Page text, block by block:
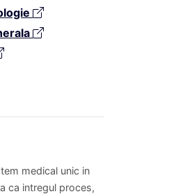
medical unic in
ca intregul proces,